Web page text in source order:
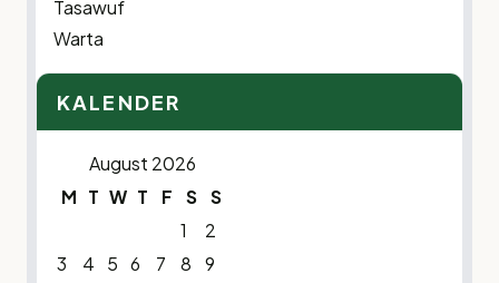
Tasawuf
Warta
KALENDER
August 2026
M T W T F S S
1
2
3
4 5 6 7 8
9